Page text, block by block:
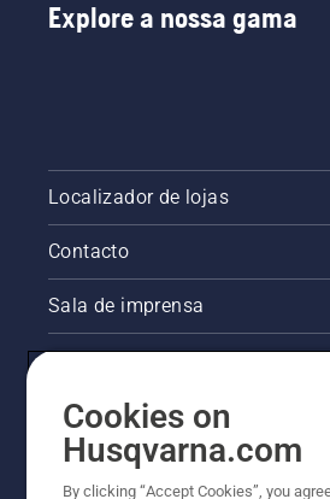
Explore a nossa gama
Localizador de lojas
Contacto
Sala de imprensa
Outros websites da Husqvarna
A abordagem da Husqvarna à
Cookies on
Husqvarna.com
By clicking “Accept Cookies”, you